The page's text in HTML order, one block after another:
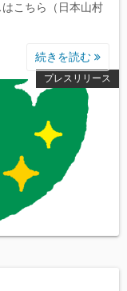
プレスリリース
こちら（日本山村
続きを読む